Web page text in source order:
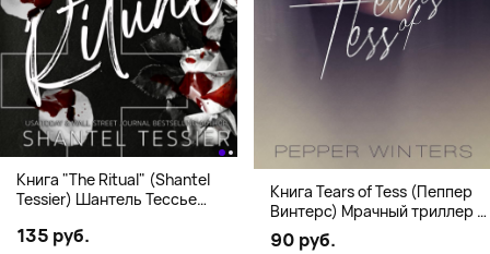
Книга "The Ritual" (Shantel
Tessier) Шантель Тессье
романс бестселлер (18+)
135 руб.
Книга Tears of Tess (Пеппер
Винтерс) Мрачный триллер о
выживании и страсти (18+)
90 руб.